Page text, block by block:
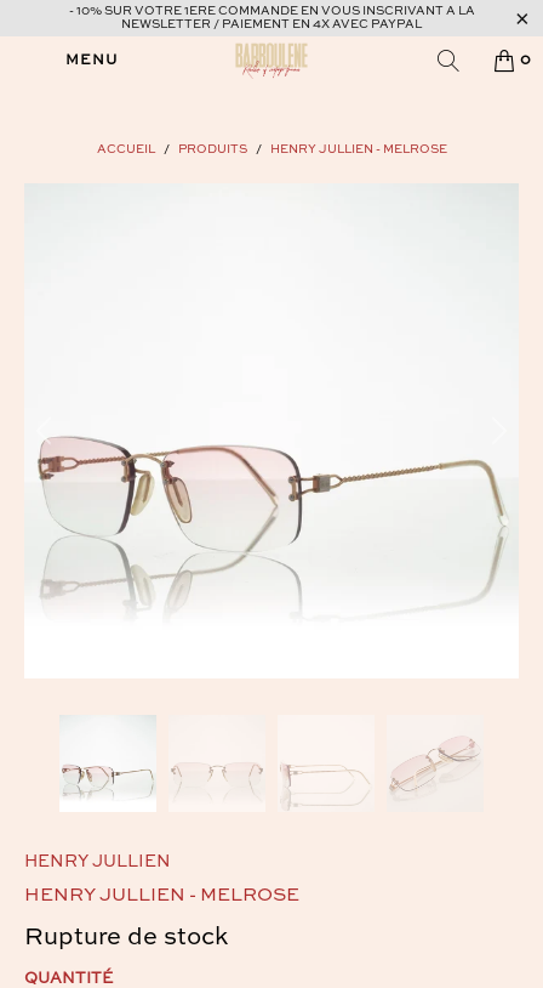
- 10% SUR VOTRE 1ERE COMMANDE EN VOUS INSCRIVANT A LA
NEWSLETTER / PAIEMENT EN 4X AVEC PAYPAL
MENU 0
ACCUEIL / PRODUITS / HENRY JULLIEN - MELROSE
HENRY JULLIEN
HENRY JULLIEN - MELROSE
Rupture de stock
QUANTITÉ